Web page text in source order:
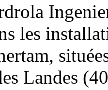
les
Landes